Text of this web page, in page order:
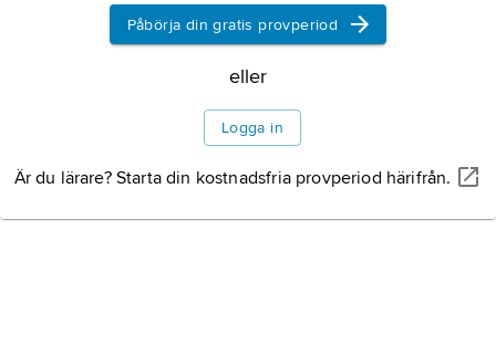
Påbörja din gratis provperiod
eller
Logga in
Är du lärare? Starta din kostnadsfria provperiod härifrån.